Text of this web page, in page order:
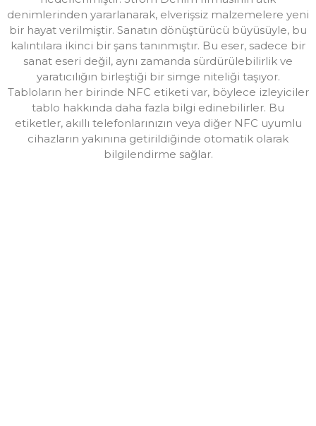
denimlerinden yararlanarak, elverişsiz malzemelere yeni
bir hayat verilmiştir. Sanatın dönüştürücü büyüsüyle, bu
kalıntılara ikinci bir şans tanınmıştır. Bu eser, sadece bir
sanat eseri değil, aynı zamanda sürdürülebilirlik ve
yaratıcılığın birleştiği bir simge niteliği taşıyor.
Tabloların her birinde NFC etiketi var, böylece izleyiciler
tablo hakkında daha fazla bilgi edinebilirler. Bu
etiketler, akıllı telefonlarınızın veya diğer NFC uyumlu
cihazların yakınına getirildiğinde otomatik olarak
bilgilendirme sağlar.